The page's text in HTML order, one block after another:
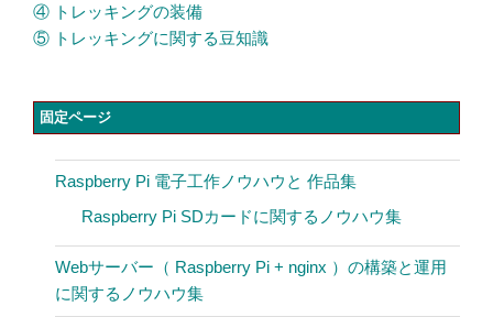
④ トレッキングの装備
⑤ トレッキングに関する豆知識
固定ページ
Raspberry Pi 電子工作ノウハウと 作品集
Raspberry Pi SDカードに関するノウハウ集
Webサーバー（ Raspberry Pi + nginx ）の構築と運用
に関するノウハウ集